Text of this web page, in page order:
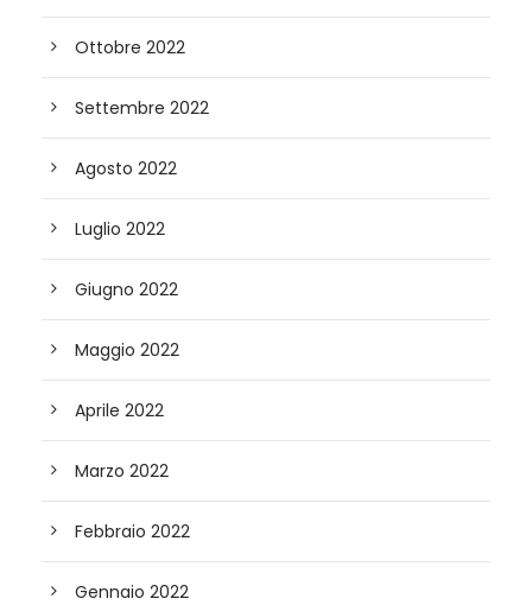
Ottobre 2022
Settembre 2022
Agosto 2022
Luglio 2022
Giugno 2022
Maggio 2022
Aprile 2022
Marzo 2022
Febbraio 2022
Gennaio 2022